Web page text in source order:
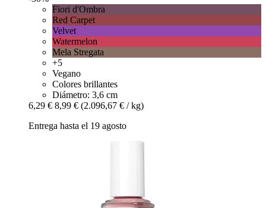
Fiori d'Ombra
Red Carpet
Velvet
Watermelon
Mela Stregata
+5
Vegano
Colores brillantes
Diámetro: 3,6 cm
6,29 € 8,99 € (2.096,67 € / kg)
Entrega hasta el 19 agosto